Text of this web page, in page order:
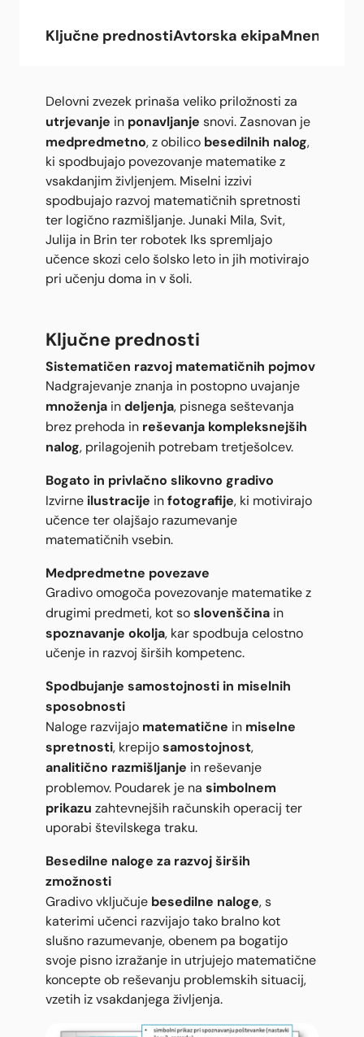
Ključne prednostiAvtorska ekipaMnenja
Delovni zvezek prinaša veliko priložnosti za
utrjevanje in ponavljanje snovi. Zasnovan je
medpredmetno, z obilico besedilnih nalog,
ki spodbujajo povezovanje matematike z
vsakdanjim življenjem. Miselni izzivi
spodbujajo razvoj matematičnih spretnosti
ter logično razmišljanje. Junaki Mila, Svit,
Julija in Brin ter robotek Iks spremljajo
učence skozi celo šolsko leto in jih motivirajo
pri učenju doma in v šoli.
Ključne prednosti
Sistematičen razvoj matematičnih pojmov
Nadgrajevanje znanja in postopno uvajanje
množenja in deljenja, pisnega seštevanja
brez prehoda in reševanja kompleksnejših
nalog, prilagojenih potrebam tretješolcev.
Bogato in privlačno slikovno gradivo
Izvirne ilustracije in fotografije, ki motivirajo
učence ter olajšajo razumevanje
matematičnih vsebin.
Medpredmetne povezave
Gradivo omogoča povezovanje matematike z
drugimi predmeti, kot so slovenščina in
spoznavanje okolja, kar spodbuja celostno
učenje in razvoj širših kompetenc.
Spodbujanje samostojnosti in miselnih
sposobnosti
Naloge razvijajo matematične in miselne
spretnosti, krepijo samostojnost,
analitično razmišljanje in reševanje
problemov. Poudarek je na simbolnem
prikazu zahtevnejših računskih operacij ter
uporabi številskega traku.
Besedilne naloge za razvoj širših
zmožnosti
Gradivo vključuje besedilne naloge, s
katerimi učenci razvijajo tako bralno kot
slušno razumevanje, obenem pa bogatijo
svoje pisno izražanje in utrjujejo matematične
koncepte ob reševanju problemskih situacij,
vzetih iz vsakdanjega življenja.